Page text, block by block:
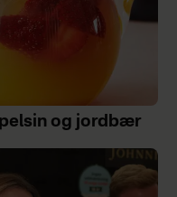
og jordbær